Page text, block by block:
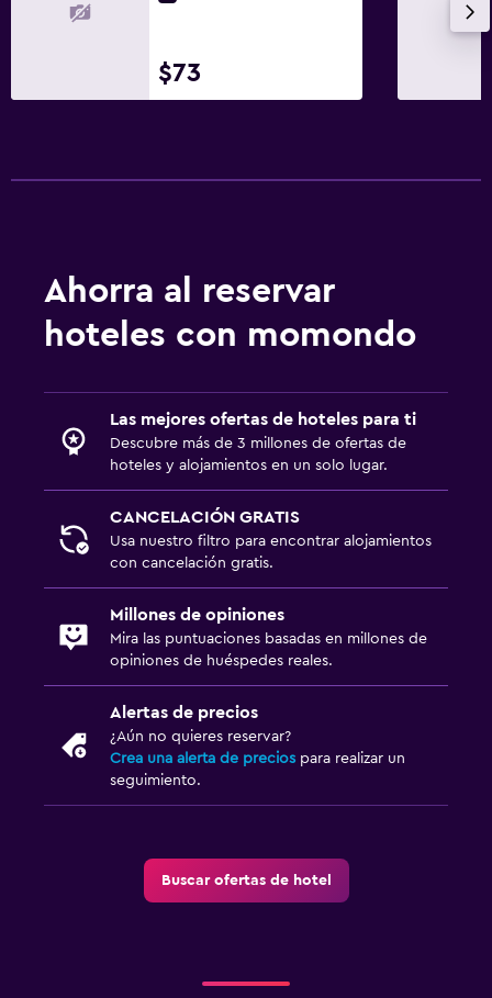
$73
Ahorra al reservar
hoteles con momondo
Las mejores ofertas de hoteles para ti
Descubre más de 3 millones de ofertas de
hoteles y alojamientos en un solo lugar.
CANCELACIÓN GRATIS
Usa nuestro filtro para encontrar alojamientos
con cancelación gratis.
Millones de opiniones
Mira las puntuaciones basadas en millones de
opiniones de huéspedes reales.
Alertas de precios
¿Aún no quieres reservar?
Crea una alerta de precios para realizar un
seguimiento.
Buscar ofertas de hotel